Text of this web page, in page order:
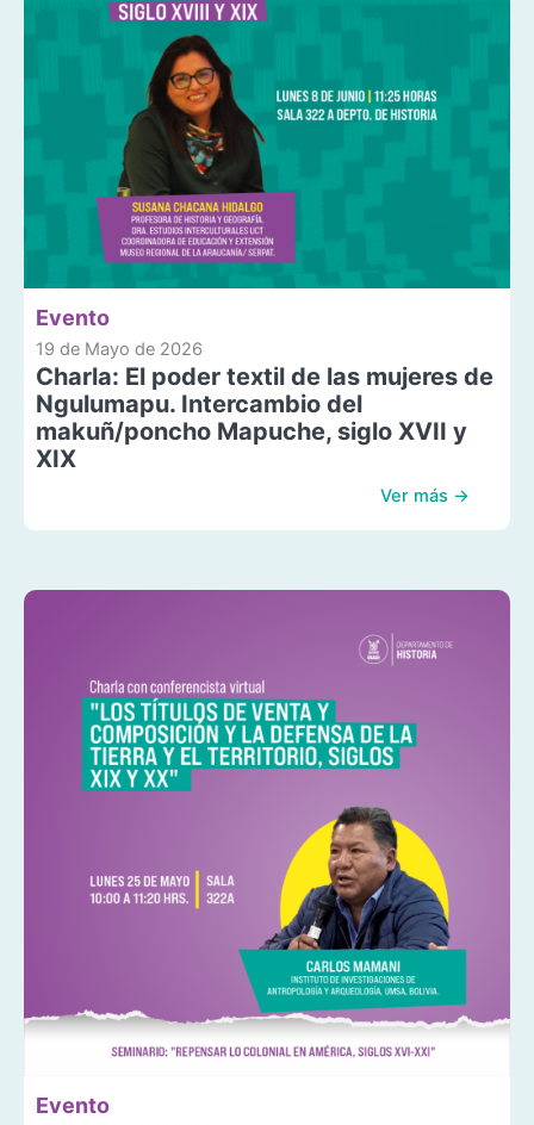
Evento
19 de Mayo de 2026
Charla: El poder textil de las mujeres de
Ngulumapu. Intercambio del
makuñ/poncho Mapuche, siglo XVII y
XIX
Ver más →
Evento